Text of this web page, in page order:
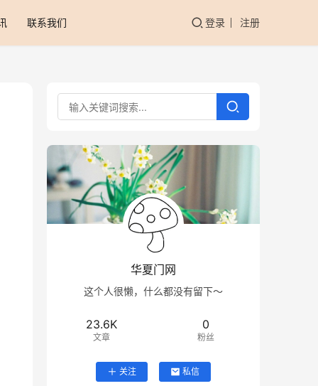
联系我们 登录 注册
华夏门网
这个人很懒，什么都没有留下～
23.6K
文章
0
粉丝
关注 私信